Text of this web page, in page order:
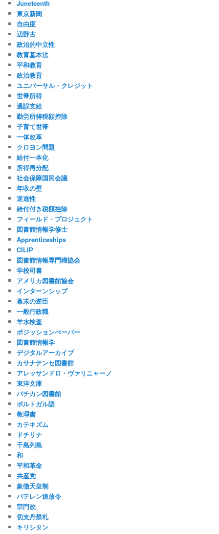
Juneteenth
東京新聞
自由度
辺野古
政治的中立性
教育基本法
平和教育
政治教育
ユニバーサル・クレジット
世帯所得
過誤支給
勤労所得税額控除
子育て世帯
一体改革
クロヨン問題
給付一本化
所得再分配
社会保障国民会議
年収の壁
逆進性
給付付き税額控除
フィールド・プロジェクト
図書館情報学修士
Apprenticeships
CILIP
図書館情報専門職協会
学校司書
アメリカ図書館協会
インターンシップ
幕末の逆臣
一般行政職
羊水検査
ポジッションぺーパー
図書館情報学
デジタルアーカイブ
カサナテンセ図書館
アレッサンドロ・ヴァリニャーノ
東洋文庫
バチカン図書館
ポルトガル語
教理書
カテキズム
ドチリナ
千島列島
和
平和革命
共産党
象徴天皇制
バテレン追放令
宗門改
切支丹禁札
キリシタン